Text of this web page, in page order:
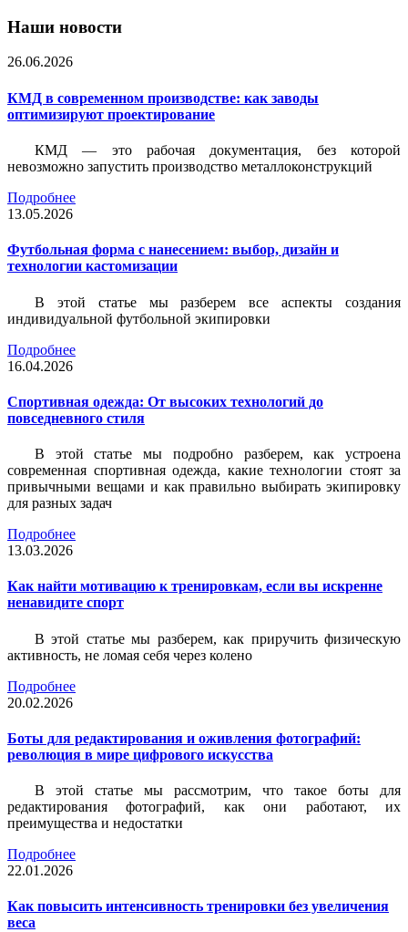
Наши новости
26.06.2026
КМД в современном производстве: как заводы
оптимизируют проектирование
КМД — это рабочая документация, без которой
невозможно запустить производство металлоконструкций
Подробнее
13.05.2026
Футбольная форма с нанесением: выбор, дизайн и
технологии кастомизации
В этой статье мы разберем все аспекты создания
индивидуальной футбольной экипировки
Подробнее
16.04.2026
Спортивная одежда: От высоких технологий до
повседневного стиля
В этой статье мы подробно разберем, как устроена
современная спортивная одежда, какие технологии стоят за
привычными вещами и как правильно выбирать экипировку
для разных задач
Подробнее
13.03.2026
Как найти мотивацию к тренировкам, если вы искренне
ненавидите спорт
В этой статье мы разберем, как приручить физическую
активность, не ломая себя через колено
Подробнее
20.02.2026
Боты для редактирования и оживления фотографий:
революция в мире цифрового искусства
В этой статье мы рассмотрим, что такое боты для
редактирования фотографий, как они работают, их
преимущества и недостатки
Подробнее
22.01.2026
Как повысить интенсивность тренировки без увеличения
веса